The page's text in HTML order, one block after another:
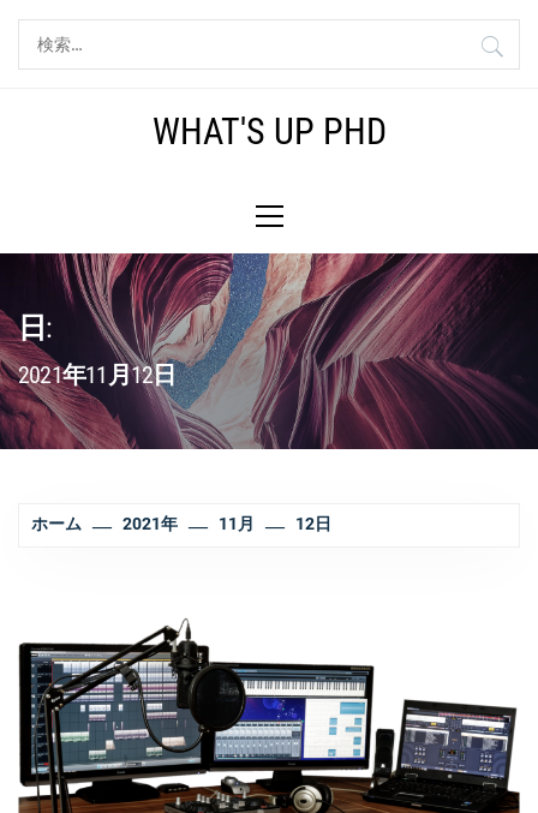
ッ
索:
WHAT'S UP PHD
イ
メ
ニ
ュ
ー
日:
2021年11月12日
ホーム 2021年 11月 12日